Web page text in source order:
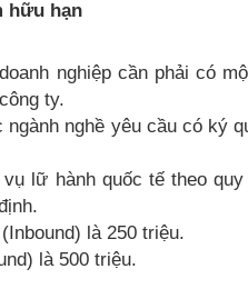
hữu hạn
nghiệp cần phải có
ty.
nghề yêu cầu có ký
lữ hành quốc tế theo
là 250 triệu.
là 500 triệu.